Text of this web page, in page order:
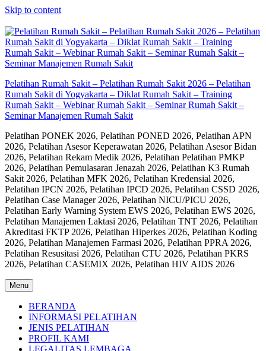
Skip to content
Pelatihan Rumah Sakit – Pelatihan Rumah Sakit 2026 – Pelatihan
Rumah Sakit di Yogyakarta – Diklat Rumah Sakit – Training
Rumah Sakit – Webinar Rumah Sakit – Seminar Rumah Sakit –
Seminar Manajemen Rumah Sakit
Pelatihan PONEK 2026, Pelatihan PONED 2026, Pelatihan APN
2026, Pelatihan Asesor Keperawatan 2026, Pelatihan Asesor Bidan
2026, Pelatihan Rekam Medik 2026, Pelatihan Pelatihan PMKP
2026, Pelatihan Pemulasaran Jenazah 2026, Pelatihan K3 Rumah
Sakit 2026, Pelatihan MFK 2026, Pelatihan Kredensial 2026,
Pelatihan IPCN 2026, Pelatihan IPCD 2026, Pelatihan CSSD 2026,
Pelatihan Case Manager 2026, Pelatihan NICU/PICU 2026,
Pelatihan Early Warning System EWS 2026, Pelatihan EWS 2026,
Pelatihan Manajemen Laktasi 2026, Pelatihan TNT 2026, Pelatihan
Akreditasi FKTP 2026, Pelatihan Hiperkes 2026, Pelatihan Koding
2026, Pelatihan Manajemen Farmasi 2026, Pelatihan PPRA 2026,
Pelatihan Resusitasi 2026, Pelatihan CTU 2026, Pelatihan PKRS
2026, Pelatihan CASEMIX 2026, Pelatihan HIV AIDS 2026
Menu
BERANDA
INFORMASI PELATIHAN
JENIS PELATIHAN
PROFIL KAMI
LEGALITAS LEMBAGA